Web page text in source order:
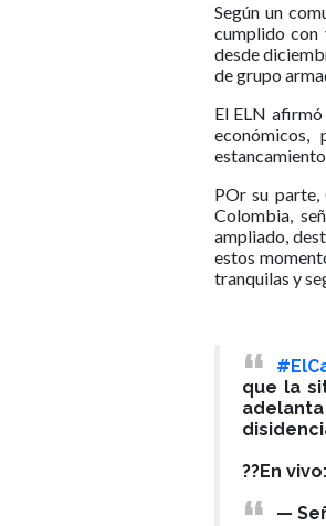
Según un
cumplido con
desde
de grupo
El ELN
POr su parte,
Colombia,
ampliado,
estos
tranquilas y
que la
??En vivo:
—